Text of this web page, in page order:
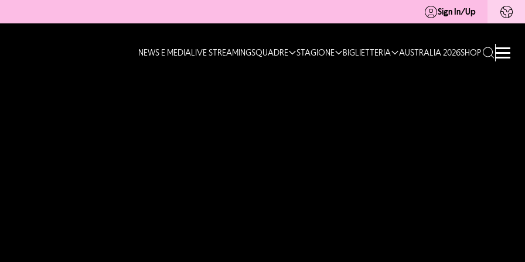
Sign In/Up
NEWS E MEDIALIVE STREAMINGSQUADRE STAGIONE BIGLIETTERIA AUSTRALIA 2026SHOP